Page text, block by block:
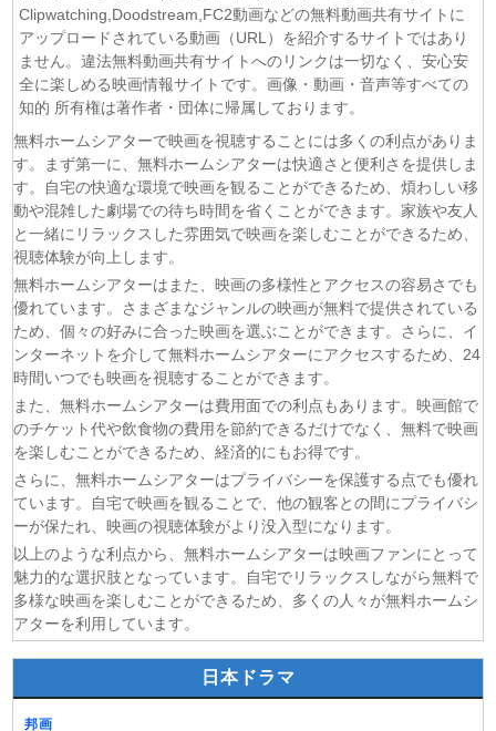
(09/08) 花織さんは転生しても喧嘩がしたい 第5話
(08/08) 株式会社マジルミエ 第2期 第6話
(08/08) 鬼の花嫁 第6話
(08/08)ミッドナイト屋台2〜ル・モンドゥ〜 第6話
(08/08)天幕のジャードゥーガル 第7話
(08/08)黄泉のツガイ 第18話
(08/08)グロウアップショウ～ひまわりのサーカス団～ 第6話
(08/08)夏色の雲が恋と嵐をまきおこす 第5話
(08/08)岩元先輩ノ推薦 第6話
(08/08) BLEACH 千年血戦篇-禍進譚- 第3話
(08/08)BLACK TORCH 第6話
(08/08)猫と竜 第7話
(08/08)告白ー25年目の秘密ー 第5話
(08/08)クレヨンしんちゃん 2026年8月8日
(08/08) ドラえもん 2026年8月8日
Clipwatching,Doodstream,FC2動画などの無料動画共有サイトに
アップロードされている動画（URL）を紹介するサイトではあり
ません。違法無料動画共有サイトへのリンクは一切なく、安心安
全に楽しめる映画情報サイトです。画像・動画・音声等すべての
知的 所有権は著作者・団体に帰属しております。
無料ホームシアターで映画を視聴することには多くの利点がありま
す。まず第一に、無料ホームシアターは快適さと便利さを提供しま
す。自宅の快適な環境で映画を観ることができるため、煩わしい移
動や混雑した劇場での待ち時間を省くことができます。家族や友人
と一緒にリラックスした雰囲気で映画を楽しむことができるため、
視聴体験が向上します。
無料ホームシアターはまた、映画の多様性とアクセスの容易さでも
優れています。さまざまなジャンルの映画が無料で提供されている
ため、個々の好みに合った映画を選ぶことができます。さらに、イ
ンターネットを介して無料ホームシアターにアクセスするため、24
時間いつでも映画を視聴することができます。
また、無料ホームシアターは費用面での利点もあります。映画館で
のチケット代や飲食物の費用を節約できるだけでなく、無料で映画
を楽しむことができるため、経済的にもお得です。
さらに、無料ホームシアターはプライバシーを保護する点でも優れ
ています。自宅で映画を観ることで、他の観客との間にプライバシ
ーが保たれ、映画の視聴体験がより没入型になります。
以上のような利点から、無料ホームシアターは映画ファンにとって
魅力的な選択肢となっています。自宅でリラックスしながら無料で
多様な映画を楽しむことができるため、多くの人々が無料ホームシ
アターを利用しています。
日本ドラマ
邦画